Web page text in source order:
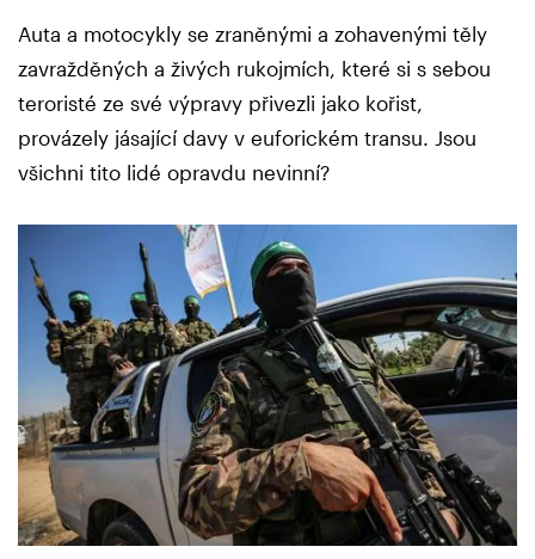
Auta a motocykly se zraněnými a zohavenými těly
zavražděných a živých rukojmích, které si s sebou
teroristé ze své výpravy přivezli jako kořist,
provázely jásající davy v euforickém transu. Jsou
všichni tito lidé opravdu nevinní?